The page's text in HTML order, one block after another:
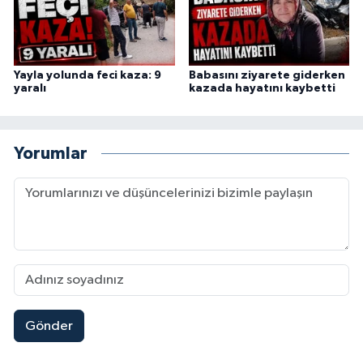
Yayla yolunda feci kaza: 9
yaralı
Babasını ziyarete giderken
kazada hayatını kaybetti
Yorumlar
Gönder